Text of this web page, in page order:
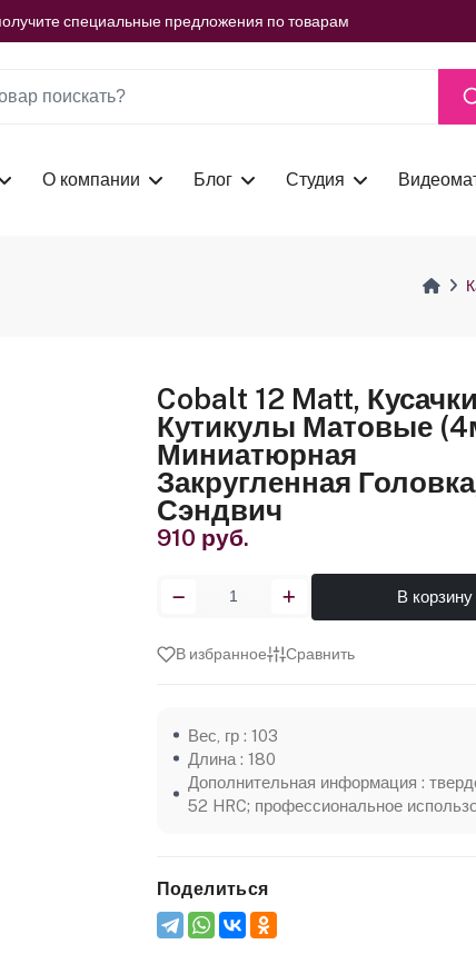
специальные предложения по товарам
Смотреть сейчас
О компании Блог Студия
Cobalt 12 Matt,
Кутикулы Матовые
Миниатюрная
Закругленная
Сэндвич
910 руб.
В корзину
В избранное Сравнить
Вес, гр : 103
Длина : 180
Дополнительная информация :
52 HRC; профессиональное
Поделиться